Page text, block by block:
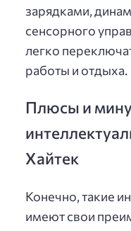
зарядками,
сенсорного
легко
работы и отдыха.
Плюсы и
Хайтек
Конечно, такие
имеют свои